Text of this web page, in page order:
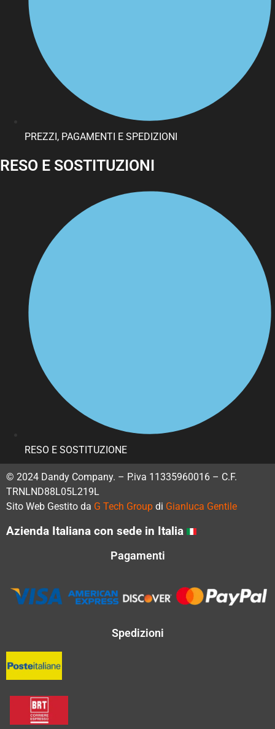
PREZZI, PAGAMENTI E SPEDIZIONI
RESO E SOSTITUZIONI
RESO E SOSTITUZIONE
© 2024 Dandy Company. – P.iva 11335960016 – C.F.
TRNLND88L05L219L
Sito Web Gestito da G Tech Group di Gianluca Gentile
Azienda Italiana con sede in Italia
Pagamenti
Spedizioni